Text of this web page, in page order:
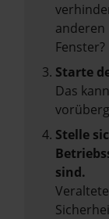
anderen
Fenster?
Starte
Das
Stelle
sind.